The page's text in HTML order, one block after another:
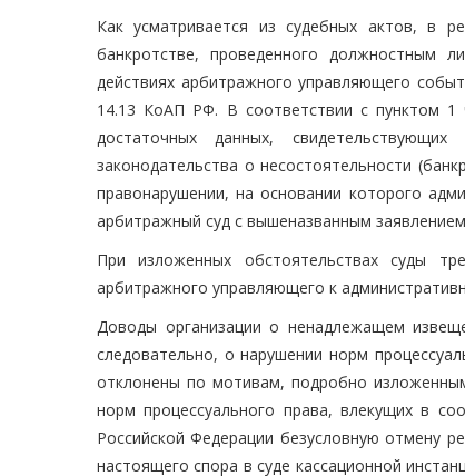
Как усматривается из судебных актов, в
банкротстве, проведенного должностным
действиях арбитражного управляющего
14.13 КоАП РФ. В соответствии с пунктом
достаточных данных,
законодательства о несостоятельности
правонарушении, на основании которого
арбитражный суд с вышеназванным
При изложенных обстоятельствах суды
арбитражного управляющего к
Доводы организации о ненадлежащем
следовательно, о нарушении норм
отклонены по мотивам, подробно
норм процессуального права, влекущих в
Российской Федерации безусловную отмену
настоящего спора в суде кассационной